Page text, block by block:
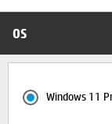
OS
Windows 11